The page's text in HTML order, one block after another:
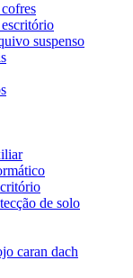
suspenso
de solo
caran dach